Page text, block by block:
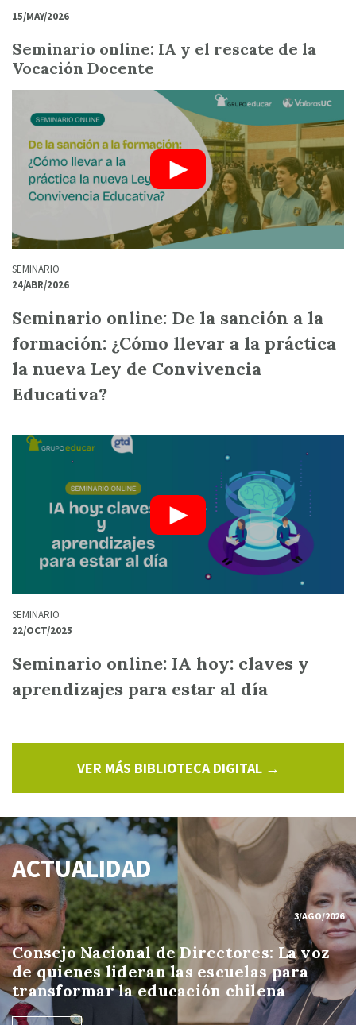
15/MAY/2026
Seminario online: IA y el rescate de la
Vocación Docente
SEMINARIO
24/ABR/2026
Seminario online: De la sanción a la
formación: ¿Cómo llevar a la práctica
la nueva Ley de Convivencia
Educativa?
SEMINARIO
22/OCT/2025
Seminario online: IA hoy: claves y
aprendizajes para estar al día
VER MÁS BIBLIOTECA DIGITAL →
ACTUALIDAD
3/AGO/2026
Consejo Nacional de Directores: La voz
de quienes lideran las escuelas para
transformar la educación chilena